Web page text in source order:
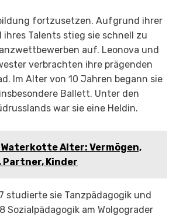
fortzusetzen. Aufgrund ihrer
Talents stieg sie schnell zu
auf. Leonova und
verbrachten ihre prägenden
Im Alter von 10 Jahren begann sie
Ballett. Unter den
war sie eine Heldin.
Waterkotte Alter: Vermögen,
Partner, Kinder
studierte sie Tanzpädagogik und
Sozialpädagogik am Wolgograder